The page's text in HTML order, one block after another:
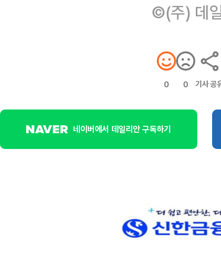
©(주) 데
0 0 기사 공
네이버에서 데일리안 구독하기